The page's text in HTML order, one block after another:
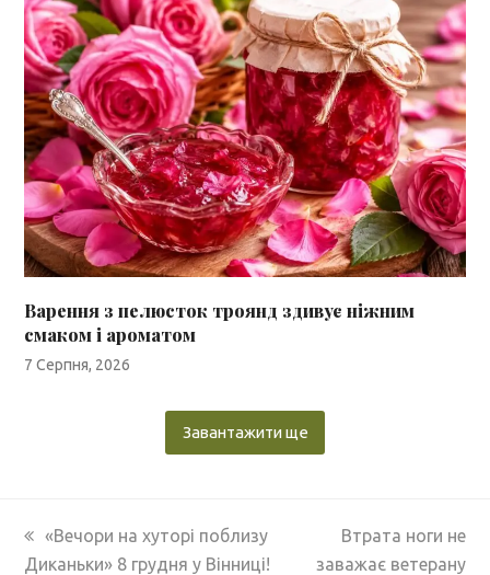
Варення з пелюсток троянд здивує ніжним
смаком і ароматом
7 Серпня, 2026
Завантажити ще
previous
post:
«Вечори на хуторі поблизу
Диканьки» 8 грудня у Вінниці!
next
post:
Втрата ноги не
заважає ветерану